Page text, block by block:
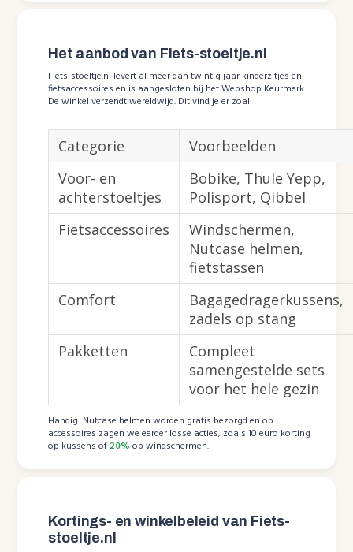
Het aanbod van Fiets-stoeltje.nl
Fiets-stoeltje.nl levert al meer dan twintig jaar kinderzitjes en
fietsaccessoires en is aangesloten bij het Webshop Keurmerk.
De winkel verzendt wereldwijd. Dit vind je er zoal:
Categorie
Voorbeelden
Voor- en
achterstoeltjes
Bobike, Thule Yepp,
Polisport, Qibbel
Fietsaccessoires
Windschermen,
Nutcase helmen,
fietstassen
Comfort
Bagagedragerkussens,
zadels op stang
Pakketten
Compleet
samengestelde sets
voor het hele gezin
Handig: Nutcase helmen worden gratis bezorgd en op
accessoires zagen we eerder losse acties, zoals 10 euro korting
op kussens of 20% op windschermen.
Kortings- en winkelbeleid van Fiets-
stoeltje.nl